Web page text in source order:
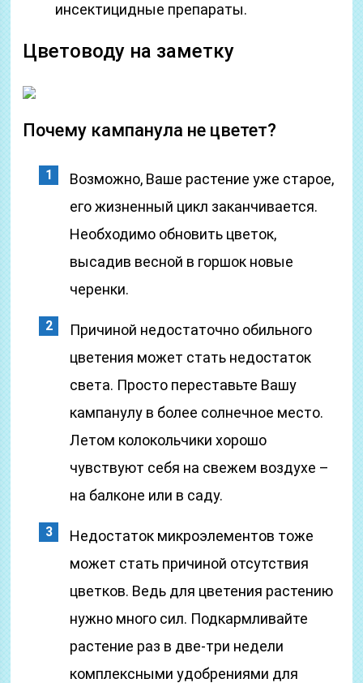
инсектицидные препараты.
Цветоводу на заметку
Почему кампанула не цветет?
Возможно, Ваше растение уже старое,
его жизненный цикл заканчивается.
Необходимо обновить цветок,
высадив весной в горшок новые
черенки.
Причиной недостаточно обильного
цветения может стать недостаток
света. Просто переставьте Вашу
кампанулу в более солнечное место.
Летом колокольчики хорошо
чувствуют себя на свежем воздухе –
на балконе или в саду.
Недостаток микроэлементов тоже
может стать причиной отсутствия
цветков. Ведь для цветения растению
нужно много сил. Подкармливайте
растение раз в две-три недели
комплексными удобрениями для